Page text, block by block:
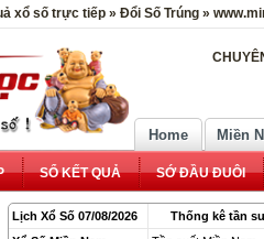
xổ số trực tiếp » Đổi Số Trúng »
Home Miền
SỔ KẾT QUẢ SỚ ĐẦU ĐUÔI
Lịch Xổ Số 07/08/2026
Thống kê tần